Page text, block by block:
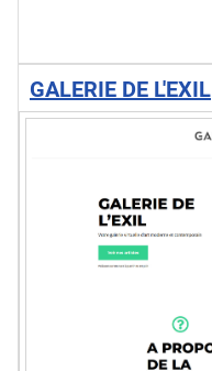
GALERIE DE L'EXIL